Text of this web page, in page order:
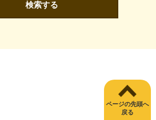
検索する
ページの先頭へ
戻る